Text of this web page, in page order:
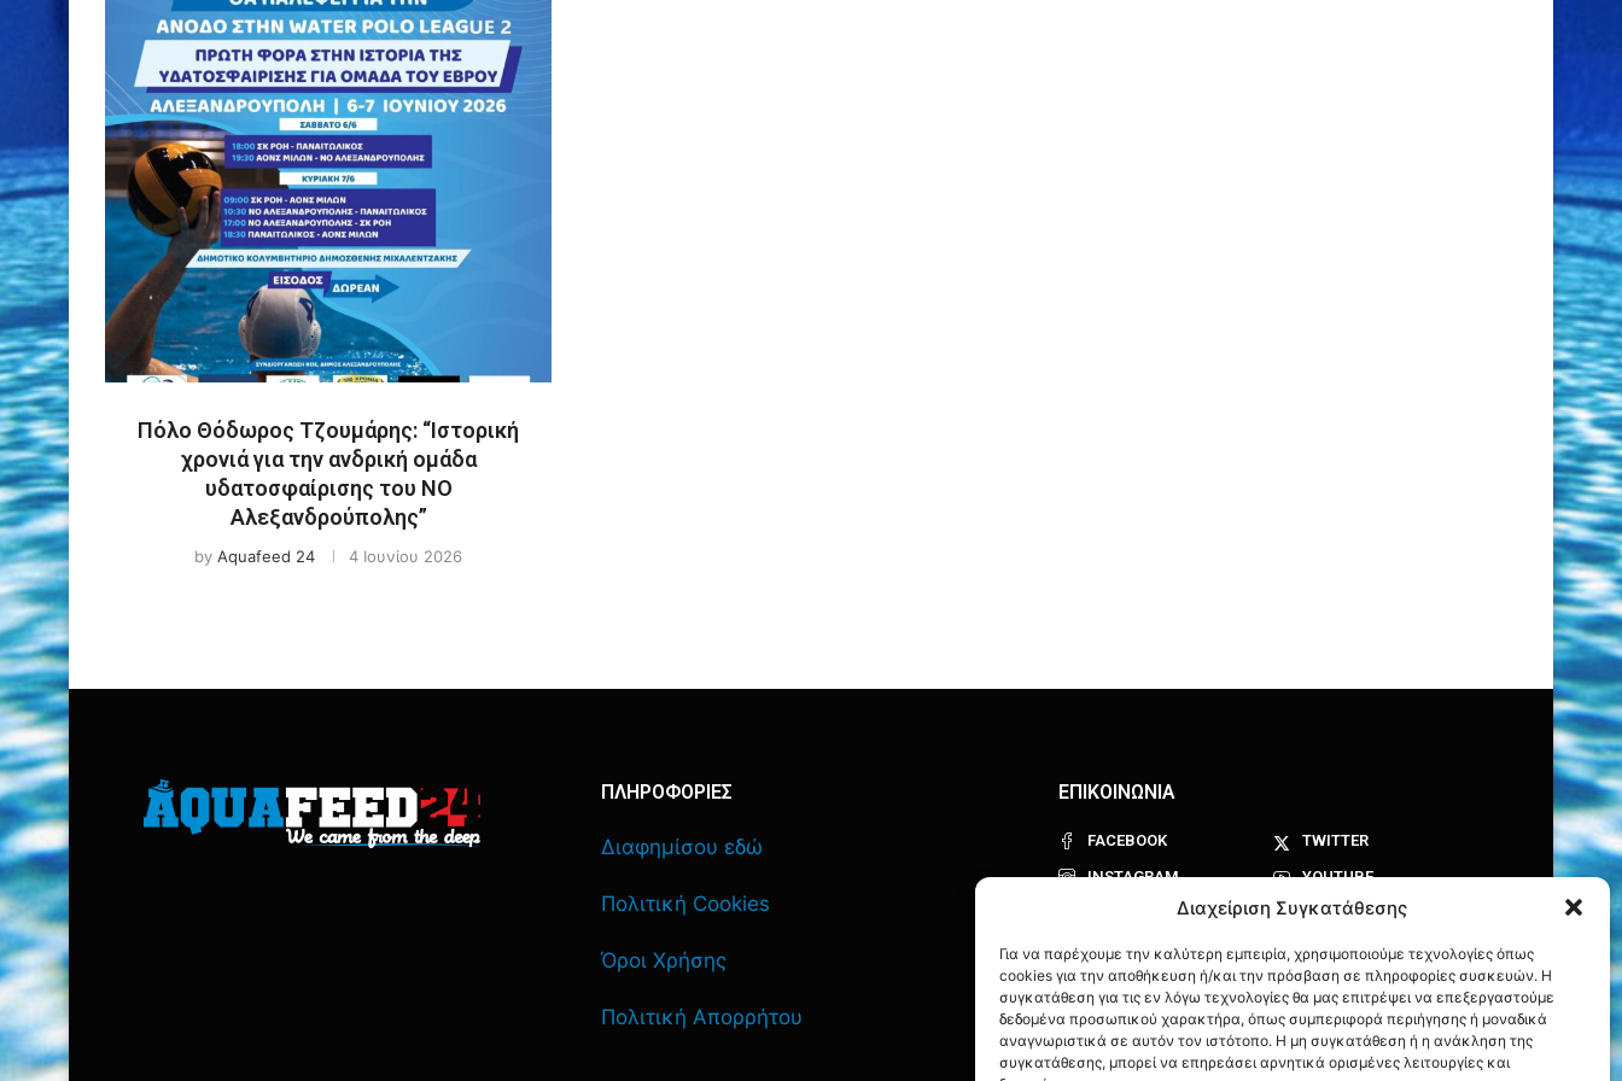
Διαχείριση Συγκατάθεσης
Για να παρέχουμε την καλύτερη εμπειρία, χρησιμοποιούμε τεχνολογίες όπως
cookies για την αποθήκευση ή/και την πρόσβαση σε πληροφορίες συσκευών. Η
συγκατάθεση για τις εν λόγω τεχνολογίες θα μας επιτρέψει να επεξεργαστούμε
δεδομένα προσωπικού χαρακτήρα, όπως συμπεριφορά περιήγησης ή μοναδικά
αναγνωριστικά σε αυτόν τον ιστότοπο. Η μη συγκατάθεση ή η ανάκληση της
συγκατάθεσης, μπορεί να επηρεάσει αρνητικά ορισμένες λειτουργίες και
Πόλο Θόδωρος Τζουμάρης: “Ιστορική
χρονιά για την ανδρική ομάδα
υδατοσφαίρισης του ΝΟ
Αλεξανδρούπολης”
by Aquafeed 24 4 Ιουνίου 2026
ΠΛΗΡΟΦΟΡΙΕΣ
Διαφημίσου εδώ
Πολιτική Cookies
Όροι Χρήσης
Πολιτική Απορρήτου
ΕΠΙΚΟΙΝΩΝΙΑ
FACEBOOK
TWITTER
INSTAGRAM
YOUTUBE